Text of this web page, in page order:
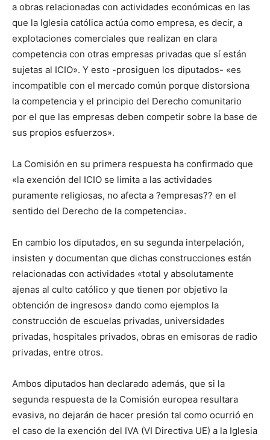
a obras relacionadas con actividades económicas en las
que la Iglesia católica actúa como empresa, es decir, a
explotaciones comerciales que realizan en clara
competencia con otras empresas privadas que sí están
sujetas al ICIO». Y esto -prosiguen los diputados- «es
incompatible con el mercado común porque distorsiona
la competencia y el principio del Derecho comunitario
por el que las empresas deben competir sobre la base de
sus propios esfuerzos».
La Comisión en su primera respuesta ha confirmado que
«la exención del ICIO se limita a las actividades
puramente religiosas, no afecta a ?empresas?? en el
sentido del Derecho de la competencia».
En cambio los diputados, en su segunda interpelación,
insisten y documentan que dichas construcciones están
relacionadas con actividades «total y absolutamente
ajenas al culto católico y que tienen por objetivo la
obtención de ingresos» dando como ejemplos la
construcción de escuelas privadas, universidades
privadas, hospitales privados, obras en emisoras de radio
privadas, entre otros.
Ambos diputados han declarado además, que si la
segunda respuesta de la Comisión europea resultara
evasiva, no dejarán de hacer presión tal como ocurrió en
el caso de la exención del IVA (VI Directiva UE) a la Iglesia